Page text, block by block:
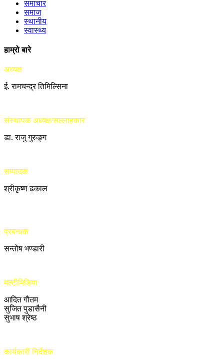
समाचार
समाज
स्थानीय
स्वास्थ्य
हाम्रो बारे
अध्यक्ष
ई. रामचन्द्र तिमिल्सिना
संस्थापक अध्यक्ष/सल्लाहकार
डा. राजु गुरुङ्ग
सम्पादक
श्रीकृष्ण ढकाल
प्रबन्धक
सन्तोष भण्डारी
मल्टीमिडिया
आदित गौतम
सुजित पुडासैनी
सुभाष श्रेष्ठ
कार्यकारी निर्देशक